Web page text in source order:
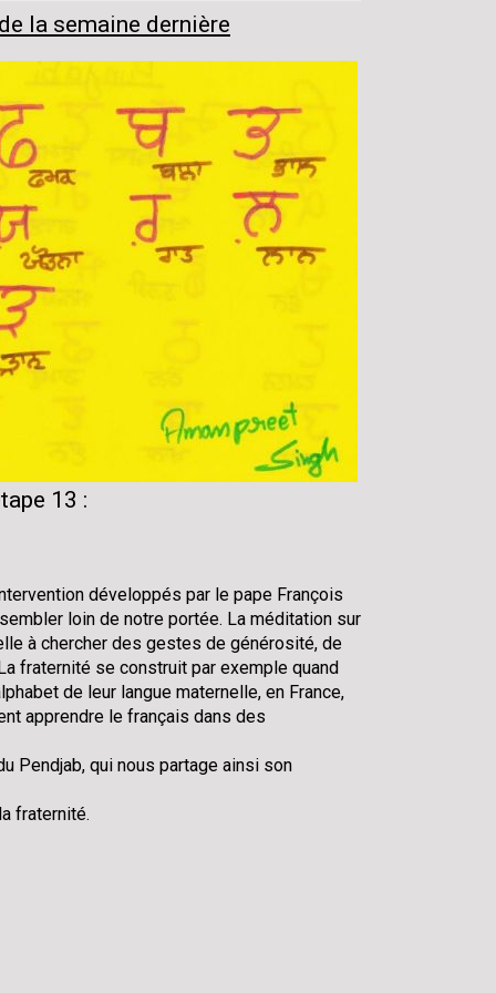
la semaine dernière
13 :
développés par le pape François
loin de notre portée. La méditation sur
à chercher des gestes de générosité, de
fraternité se construit par exemple quand
de leur langue maternelle, en France,
apprendre le français dans des
Pendjab, qui nous partage ainsi son
fraternité.